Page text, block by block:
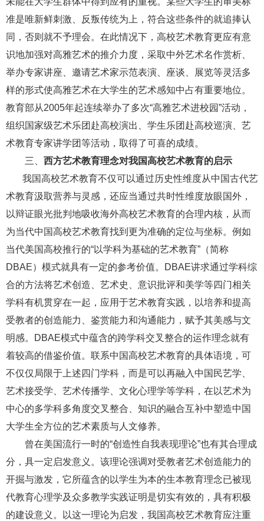
准是唯新鲜刺激、反叛传统为上，符合这些条件的就追捧认
同，否则就不予理会。在此情况下，高校艺术教育更应有意
识地加强对高雅艺术的推介力度，采取中外艺术名作赏析、
举办专家讲座、邀请艺术家示范表演、座谈、展览等灵活多
样的形式使高雅艺术在大学生的艺术感知中占有重要地位。
教育部从2005年起连续举办了多次“高雅艺术进校园”活动，
组织国家级艺术乐团赴高校演出、学生乐团赴高校巡演、艺
术教育专家讲学团等活动，取得了可喜的成绩。
三、 西方艺术教育理念对我国高校艺术教育的启示
我国高校艺术教育不仅可以通过历史性维度从中国古代艺
术教育汲取营养与灵感，还应当通过共时性维度放眼国外，
以辩证眼光批判地吸收海外高校艺术教育的合理内核，从而
为当代中国高校艺术教育找到更为准确的定位与坐标。例如
当代美国高校推行的“以学科为基础的艺术教育”（简称
DBAE）模式就具有一定的参考价值。DBAE讲求通过学科综
合的方法将艺术创造、艺术史、意识批评和美学等四门相关
学科有机贯穿在一起，应用于艺术教育实践，以培养和提高
受教者的创造能力、鉴赏能力和沟通能力，赋予其美感与文
明感。DBAE模式中蕴含的跨学科交叉整合的运作理念就有
着较高的借鉴价值。联系中国高校艺术教育的具体语境，可
不仅仅局限于上述四门学科，而是可以再融入中国民艺学、
艺术接受学、艺术传播学、文化心理学等学科，在以艺术为
中心的多学科多角度交叉整合、知识的融合互补中塑造中国
大学生全方位的艺术素质与人文修养。
曾在美国流行一时的“创造性自我表现理论”也有其合理成
分，具一定启发意义。该理论强调对受教者艺术创造能力的
开掘与激发，它所蕴含的以学生为本的生本教育理念已被现
代教育心理学及众多教学实践证明是切实有效的，具有积极
的建设意义。以这一理论为启发，我国高校艺术教育应注重